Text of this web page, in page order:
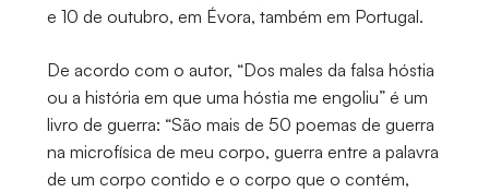
e 10 de outubro, em Évora, também em Portugal.
De acordo com o autor, “Dos males da falsa hóstia
ou a história em que uma hóstia me engoliu” é um
livro de guerra: “São mais de 50 poemas de guerra
na microfísica de meu corpo, guerra entre a palavra
de um corpo contido e o corpo que o contém,